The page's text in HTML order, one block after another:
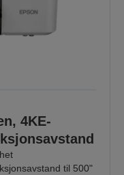
4KE-
til 500"